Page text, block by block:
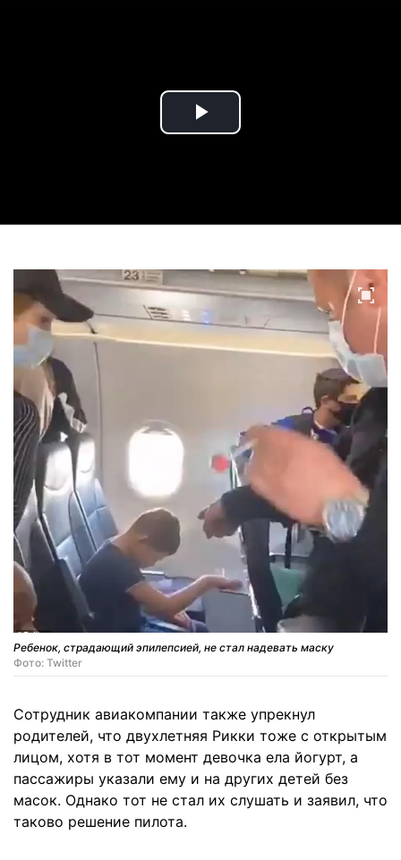
Play
Ребенок, страдающий эпилепсией, не стал надевать маску
Фото: Twitter
Сотрудник авиакомпании также упрекнул
родителей, что двухлетняя Рикки тоже с открытым
лицом, хотя в тот момент девочка ела йогурт, а
пассажиры указали ему и на других детей без
масок. Однако тот не стал их слушать и заявил, что
таково решение пилота.